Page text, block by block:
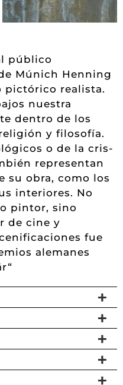
público
Múnich Henning
pictórico realista.
nuestra
dentro de los
y filosofía.
o de la cris-
representan
su obra, como los
interiores. No
pintor, sino
de cine y
fue
alemanes